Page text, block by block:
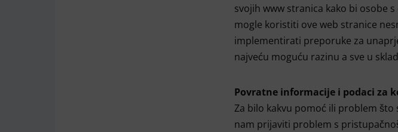
svojih www stranica kako bi osobe
mogle koristiti ove web stranice
implementirati preporuke za
najveću moguću razinu a sve u
Povratne informacije i podaci za
Za bilo kakvu pomoć ili problem
nam prijaviti problem s